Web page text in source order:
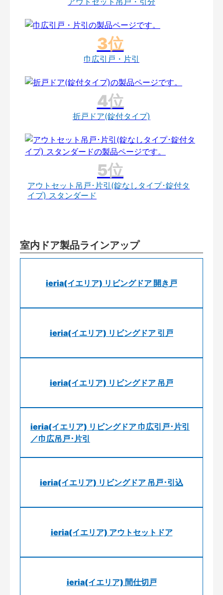
巾広引戸・片引
折戸ドア(錠付タイプ)
アウトセット吊戸･片引(錠なしタイプ･錠付タ
イプ) スタンダード
室内ドア製品ラインアップ
ieria(イエリア) リビングドア 開き戸
ieria(イエリア) リビングドア 引戸
ieria(イエリア) リビングドア 吊戸
ieria(イエリア) リビングドア 巾広引戸･片引
／巾広吊戸･片引
ieria(イエリア) リビングドア 吊戸･引込
ieria(イエリア) アウトセットドア
ieria(イエリア) 間仕切戸